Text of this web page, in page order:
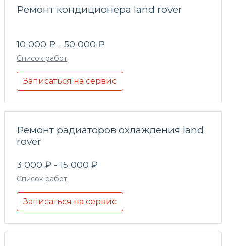
Ремонт кондиционера land rover
10 000 ₽ - 50 000 ₽
Список работ
Записаться на сервис
Ремонт радиаторов охлаждения land
rover
3 000 ₽ - 15 000 ₽
Список работ
Записаться на сервис